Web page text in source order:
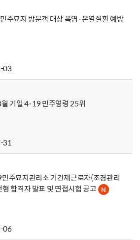
주묘지 방문객 대상 폭염·온열질환 예방
03
기일 4·19 민주영령 25위
31
주묘지관리소 기간제근로자(조경관리
합격자 발표 및 면접시험 공고
06